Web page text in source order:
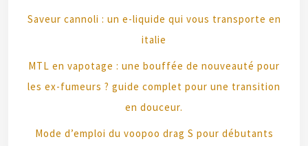
Saveur cannoli : un e-liquide qui vous transporte en
italie
MTL en vapotage : une bouffée de nouveauté pour
les ex-fumeurs ? guide complet pour une transition
en douceur.
Mode d’emploi du voopoo drag S pour débutants